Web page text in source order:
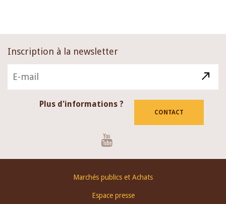
Inscription à la newsletter
Plus d'informations ?
CONTACT
Marchés publics et Achats
Espace presse